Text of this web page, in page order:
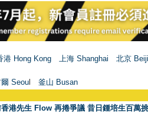
港 Hong Kong 上海 Shanghai
北京
Seoul 釜山 Busan
香港先生 Flow 再捲爭議 昔日鍾培生百萬